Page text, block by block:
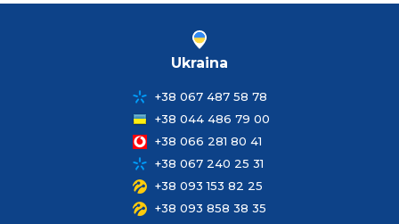
Ukraina
+38 067 487 58 78
+38 044 486 79 00
+38 066 281 80 41
+38 067 240 25 31
+38 093 153 82 25
+38 093 858 38 35